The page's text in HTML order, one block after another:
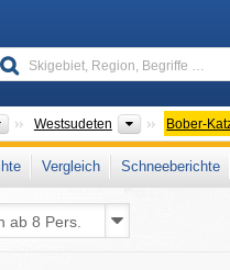
Westsudeten Bober-
Vergleich Schneeberichte